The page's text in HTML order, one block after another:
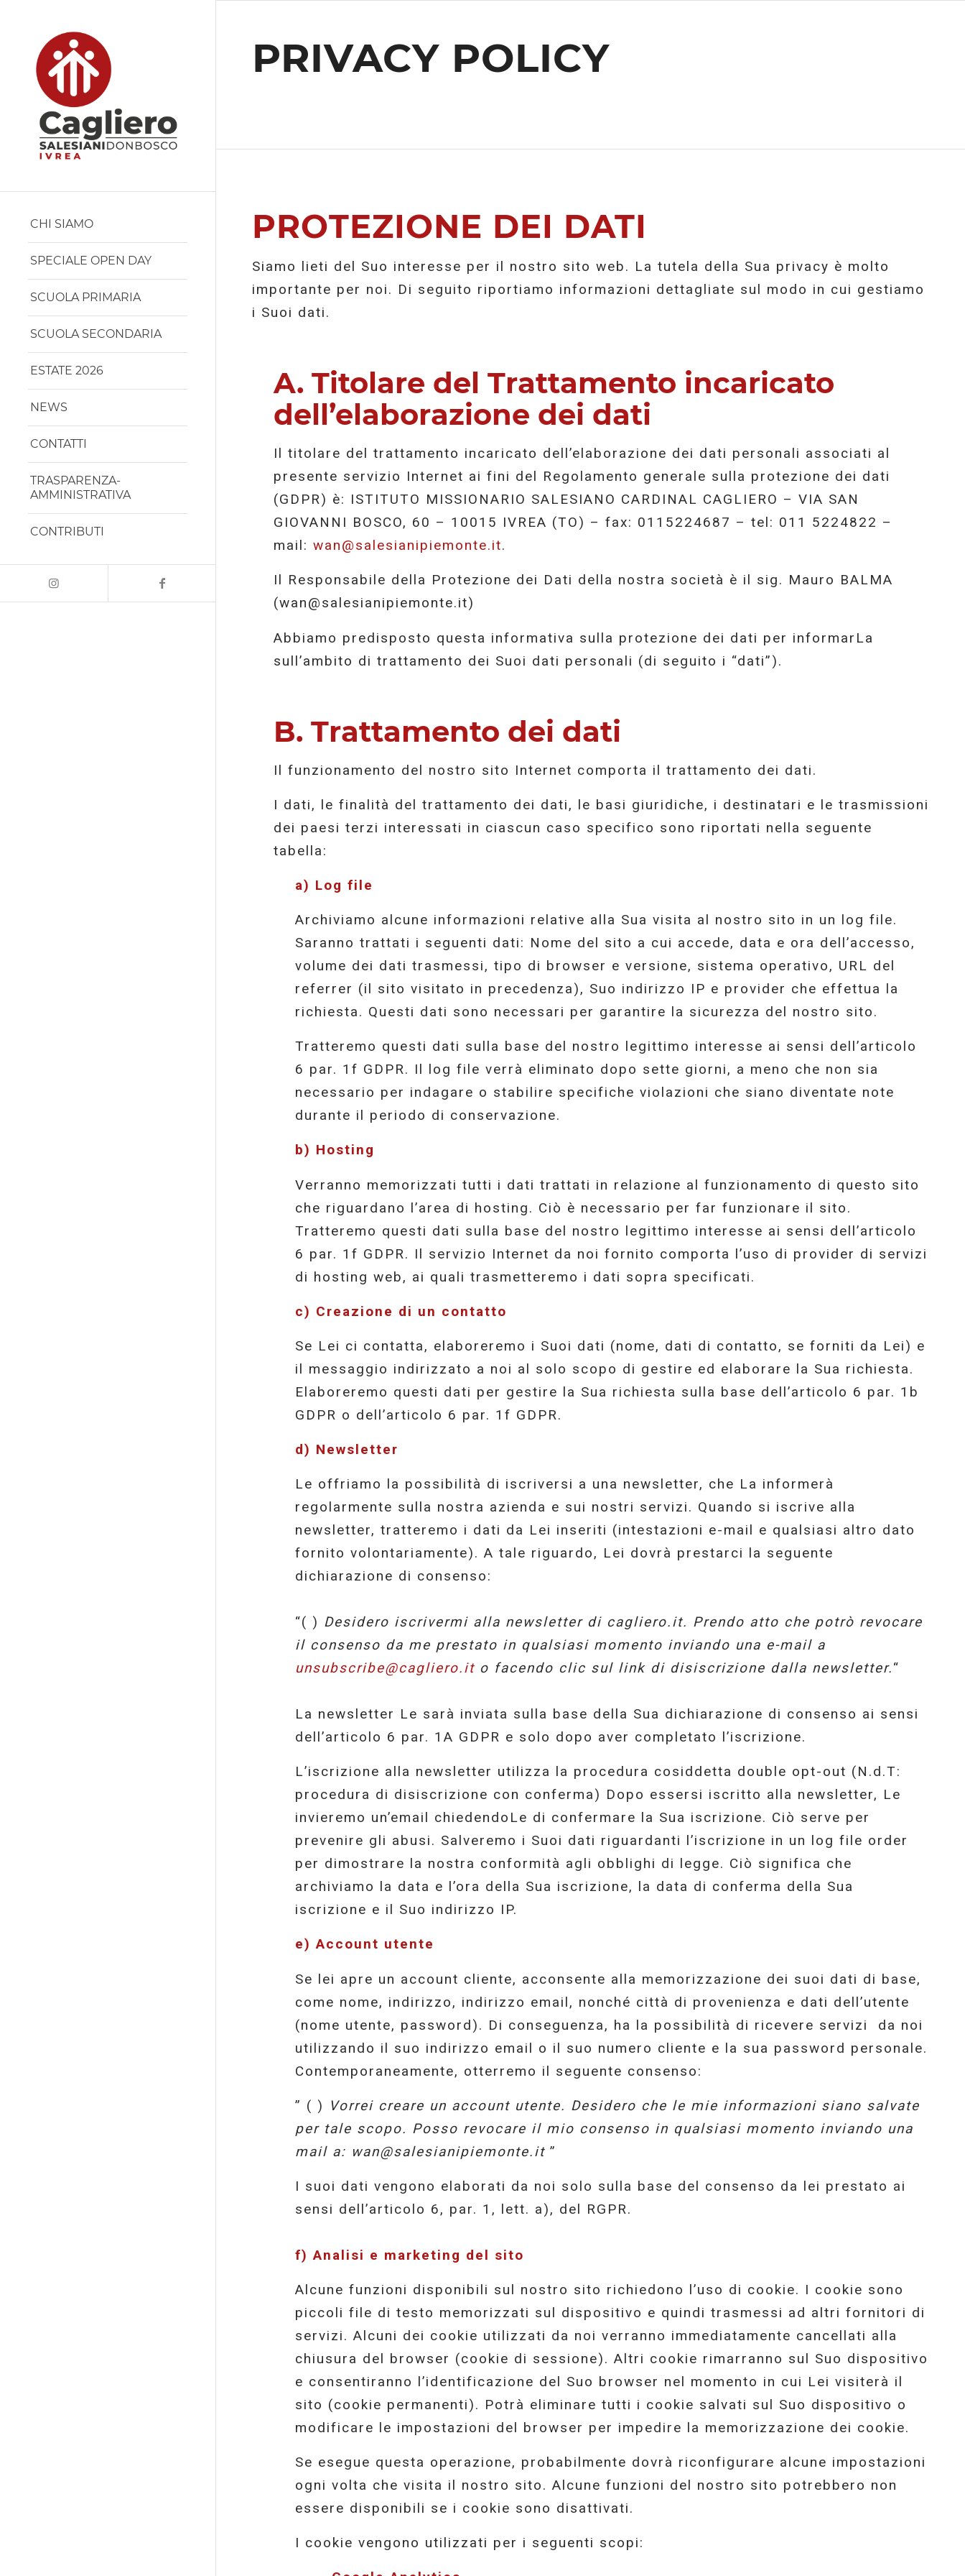
CHI SIAMO
SPECIALE OPEN DAY
SCUOLA PRIMARIA
SCUOLA SECONDARIA
ESTATE 2026
NEWS
CONTATTI
TRASPARENZA-
AMMINISTRATIVA
CONTRIBUTI
PRIVACY POLICY
PROTEZIONE DEI DATI
Siamo lieti del Suo interesse per il nostro sito web. La tutela della Sua privacy è molto
importante per noi. Di seguito riportiamo informazioni dettagliate sul modo in cui gestiamo
i Suoi dati.
A. Titolare del Trattamento incaricato
dell’elaborazione dei dati
Il titolare del trattamento incaricato dell’elaborazione dei dati personali associati al
presente servizio Internet ai fini del Regolamento generale sulla protezione dei dati
(GDPR) è: ISTITUTO MISSIONARIO SALESIANO CARDINAL CAGLIERO – VIA SAN
GIOVANNI BOSCO, 60 – 10015 IVREA (TO) – fax: 0115224687 – tel: 011 5224822 –
mail: wan@salesianipiemonte.it.
Il Responsabile della Protezione dei Dati della nostra società è il sig. Mauro BALMA
(wan@salesianipiemonte.it)
Abbiamo predisposto questa informativa sulla protezione dei dati per informarLa
sull’ambito di trattamento dei Suoi dati personali (di seguito i “dati”).
B. Trattamento dei dati
Il funzionamento del nostro sito Internet comporta il trattamento dei dati.
I dati, le finalità del trattamento dei dati, le basi giuridiche, i destinatari e le trasmissioni
dei paesi terzi interessati in ciascun caso specifico sono riportati nella seguente
tabella:
a) Log file
Archiviamo alcune informazioni relative alla Sua visita al nostro sito in un log file.
Saranno trattati i seguenti dati: Nome del sito a cui accede, data e ora dell’accesso,
volume dei dati trasmessi, tipo di browser e versione, sistema operativo, URL del
referrer (il sito visitato in precedenza), Suo indirizzo IP e provider che effettua la
richiesta. Questi dati sono necessari per garantire la sicurezza del nostro sito.
Tratteremo questi dati sulla base del nostro legittimo interesse ai sensi dell’articolo
6 par. 1f GDPR. Il log file verrà eliminato dopo sette giorni, a meno che non sia
necessario per indagare o stabilire specifiche violazioni che siano diventate note
durante il periodo di conservazione.
b) Hosting
Verranno memorizzati tutti i dati trattati in relazione al funzionamento di questo sito
che riguardano l’area di hosting. Ciò è necessario per far funzionare il sito.
Tratteremo questi dati sulla base del nostro legittimo interesse ai sensi dell’articolo
6 par. 1f GDPR. Il servizio Internet da noi fornito comporta l’uso di provider di servizi
di hosting web, ai quali trasmetteremo i dati sopra specificati.
c) Creazione di un contatto
Se Lei ci contatta, elaboreremo i Suoi dati (nome, dati di contatto, se forniti da Lei) e
il messaggio indirizzato a noi al solo scopo di gestire ed elaborare la Sua richiesta.
Elaboreremo questi dati per gestire la Sua richiesta sulla base dell’articolo 6 par. 1b
GDPR o dell’articolo 6 par. 1f GDPR.
d) Newsletter
Le offriamo la possibilità di iscriversi a una newsletter, che La informerà
regolarmente sulla nostra azienda e sui nostri servizi. Quando si iscrive alla
newsletter, tratteremo i dati da Lei inseriti (intestazioni e-mail e qualsiasi altro dato
fornito volontariamente). A tale riguardo, Lei dovrà prestarci la seguente
dichiarazione di consenso:
“( ) Desidero iscrivermi alla newsletter di cagliero.it. Prendo atto che potrò revocare
il consenso da me prestato in qualsiasi momento inviando una e-mail a
unsubscribe@cagliero.it o facendo clic sul link di disiscrizione dalla newsletter.“
La newsletter Le sarà inviata sulla base della Sua dichiarazione di consenso ai sensi
dell’articolo 6 par. 1A GDPR e solo dopo aver completato l’iscrizione.
L’iscrizione alla newsletter utilizza la procedura cosiddetta double opt-out (N.d.T:
procedura di disiscrizione con conferma) Dopo essersi iscritto alla newsletter, Le
invieremo un’email chiedendoLe di confermare la Sua iscrizione. Ciò serve per
prevenire gli abusi. Salveremo i Suoi dati riguardanti l’iscrizione in un log file order
per dimostrare la nostra conformità agli obblighi di legge. Ciò significa che
archiviamo la data e l’ora della Sua iscrizione, la data di conferma della Sua
iscrizione e il Suo indirizzo IP.
e) Account utente
Se lei apre un account cliente, acconsente alla memorizzazione dei suoi dati di base,
come nome, indirizzo, indirizzo email, nonché città di provenienza e dati dell’utente
(nome utente, password). Di conseguenza, ha la possibilità di ricevere servizi da noi
utilizzando il suo indirizzo email o il suo numero cliente e la sua password personale.
Contemporaneamente, otterremo il seguente consenso:
” ( ) Vorrei creare un account utente. Desidero che le mie informazioni siano salvate
per tale scopo. Posso revocare il mio consenso in qualsiasi momento inviando una
mail a: wan@salesianipiemonte.it ”
I suoi dati vengono elaborati da noi solo sulla base del consenso da lei prestato ai
sensi dell’articolo 6, par. 1, lett. a), del RGPR.
f) Analisi e marketing del sito
Alcune funzioni disponibili sul nostro sito richiedono l’uso di cookie. I cookie sono
piccoli file di testo memorizzati sul dispositivo e quindi trasmessi ad altri fornitori di
servizi. Alcuni dei cookie utilizzati da noi verranno immediatamente cancellati alla
chiusura del browser (cookie di sessione). Altri cookie rimarranno sul Suo dispositivo
e consentiranno l’identificazione del Suo browser nel momento in cui Lei visiterà il
sito (cookie permanenti). Potrà eliminare tutti i cookie salvati sul Suo dispositivo o
modificare le impostazioni del browser per impedire la memorizzazione dei cookie.
Se esegue questa operazione, probabilmente dovrà riconfigurare alcune impostazioni
ogni volta che visita il nostro sito. Alcune funzioni del nostro sito potrebbero non
essere disponibili se i cookie sono disattivati.
I cookie vengono utilizzati per i seguenti scopi: